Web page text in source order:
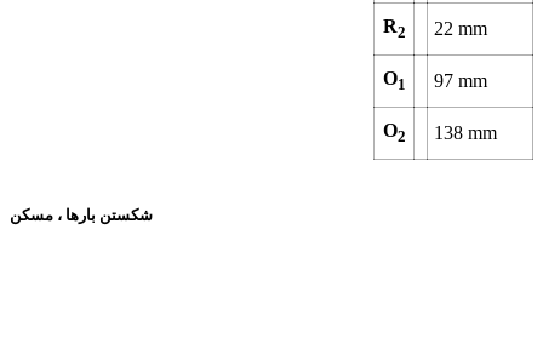
R2 22 mm
O1 97 mm
O2 138 mm
شکستن بارها ، مسکن